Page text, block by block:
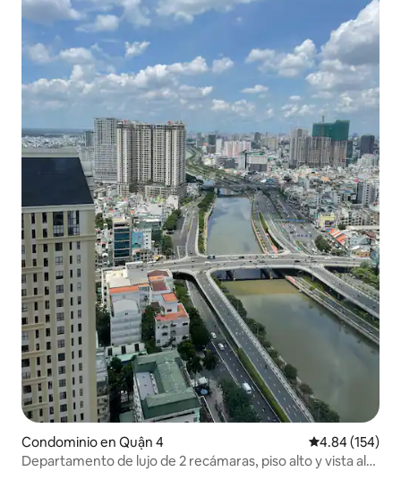
Condominio en Quận 4 Calificación
4.84 (154)
Departamento de lujo de 2 recámaras, piso alto y vista al